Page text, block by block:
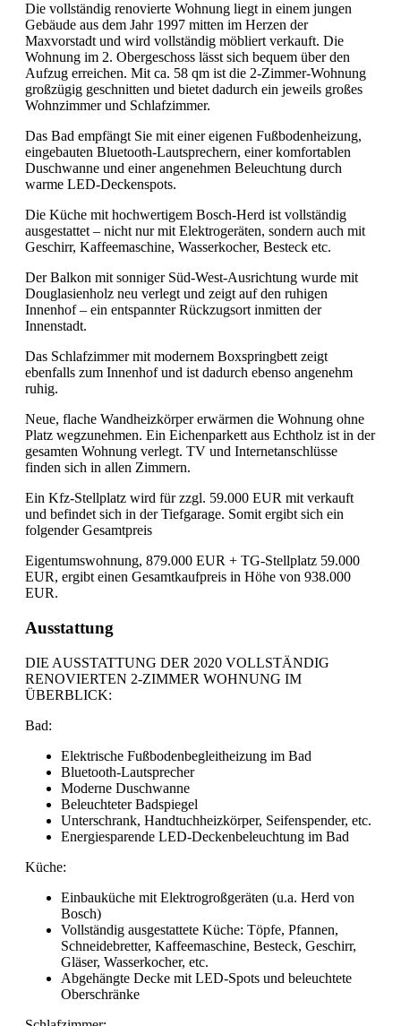
Die vollständig renovierte Wohnung liegt in einem jungen
Gebäude aus dem Jahr 1997 mitten im Herzen der
Maxvorstadt und wird vollständig möbliert verkauft. Die
Wohnung im 2. Obergeschoss lässt sich bequem über den
Aufzug erreichen. Mit ca. 58 qm ist die 2-Zimmer-Wohnung
großzügig geschnitten und bietet dadurch ein jeweils großes
Wohnzimmer und Schlafzimmer.
Das Bad empfängt Sie mit einer eigenen Fußbodenheizung,
eingebauten Bluetooth-Lautsprechern, einer komfortablen
Duschwanne und einer angenehmen Beleuchtung durch
warme LED-Deckenspots.
Die Küche mit hochwertigem Bosch-Herd ist vollständig
ausgestattet – nicht nur mit Elektrogeräten, sondern auch mit
Geschirr, Kaffeemaschine, Wasserkocher, Besteck etc.
Der Balkon mit sonniger Süd-West-Ausrichtung wurde mit
Douglasienholz neu verlegt und zeigt auf den ruhigen
Innenhof – ein entspannter Rückzugsort inmitten der
Innenstadt.
Das Schlafzimmer mit modernem Boxspringbett zeigt
ebenfalls zum Innenhof und ist dadurch ebenso angenehm
ruhig.
Neue, flache Wandheizkörper erwärmen die Wohnung ohne
Platz wegzunehmen. Ein Eichenparkett aus Echtholz ist in der
gesamten Wohnung verlegt. TV und Internetanschlüsse
finden sich in allen Zimmern.
Ein Kfz-Stellplatz wird für zzgl. 59.000 EUR mit verkauft
und befindet sich in der Tiefgarage. Somit ergibt sich ein
folgender Gesamtpreis
Eigentumswohnung, 879.000 EUR + TG-Stellplatz 59.000
EUR, ergibt einen Gesamtkaufpreis in Höhe von 938.000
EUR.
Ausstattung
DIE AUSSTATTUNG DER 2020 VOLLSTÄNDIG
RENOVIERTEN 2-ZIMMER WOHNUNG IM
ÜBERBLICK:
Bad:
Elektrische Fußbodenbegleitheizung im Bad
Bluetooth-Lautsprecher
Moderne Duschwanne
Beleuchteter Badspiegel
Unterschrank, Handtuchheizkörper, Seifenspender, etc.
Energiesparende LED-Deckenbeleuchtung im Bad
Küche:
Einbauküche mit Elektrogroßgeräten (u.a. Herd von
Bosch)
Vollständig ausgestattete Küche: Töpfe, Pfannen,
Schneidebretter, Kaffeemaschine, Besteck, Geschirr,
Gläser, Wasserkocher, etc.
Abgehängte Decke mit LED-Spots und beleuchtete
Oberschränke